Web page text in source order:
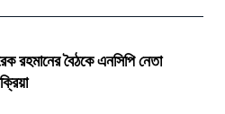
রহমানের বৈঠকে এনসিপি নেতা